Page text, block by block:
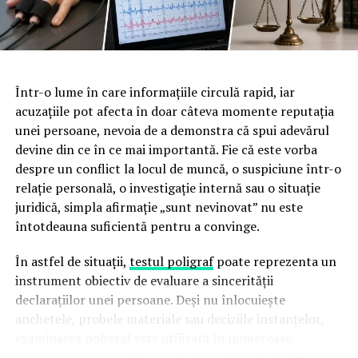
Beneficiile concrete pentru
companie ale unei echipe
Investiția într-un program de prim ajutor nu este doar o
formalitate bifată pe lista de conformitate. Are efecte
măsurabile asupra modului în care funcționează
organizația și asupra oamenilor din ea.
Răspuns rapid și competentla incidente, ceea ce
reduce gravitatea consecințelor și, implicit,
Conformitate cu obligațiile de securitate și
sănătate în muncă
, care impun angajatorului să
asigure măsuri de prim ajutor și personal desemnat
Într-o lume în care informațiile circulă rapid, iar
acuzațiile pot afecta în doar câteva momente reputația
unei persoane, nevoia de a demonstra că spui adevărul
devine din ce în ce mai importantă. Fie că este vorba
despre un conflict la locul de muncă, o suspiciune într-o
relație personală, o investigație internă sau o situație
juridică, simpla afirmație „sunt nevinovat” nu este
întotdeauna suficientă pentru a convinge.
În astfel de situații, testul poligrafpoate reprezenta un
instrument obiectiv de evaluare a sincerității
declarațiilor unei persoane. Deși nu înlocuiește
anchetele, probele materiale sau deciziile instanțelor,